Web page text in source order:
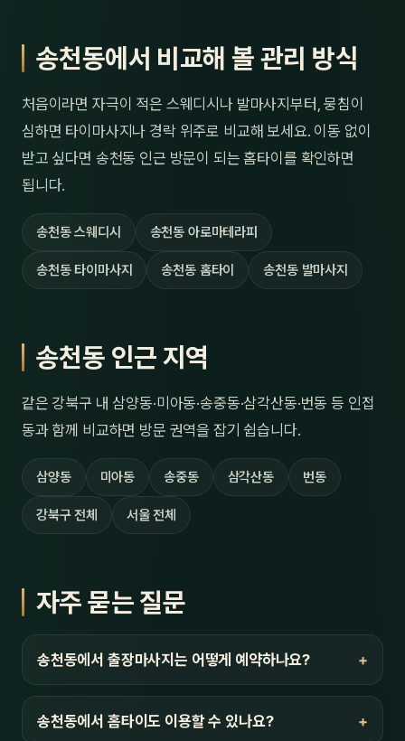
송천동에서 비교해 볼 관리 방식
처음이라면 자극이 적은 스웨디시나 발마사지부터, 뭉침이
심하면 타이마사지나 경락 위주로 비교해 보세요. 이동 없이
받고 싶다면 송천동 인근 방문이 되는 홈타이를 확인하면
됩니다.
송천동 스웨디시 송천동 아로마테라피
송천동 타이마사지 송천동 홈타이 송천동 발마사지
송천동 인근 지역
같은 강북구 내 삼양동·미아동·송중동·삼각산동·번동 등 인접
동과 함께 비교하면 방문 권역을 잡기 쉽습니다.
삼양동 미아동 송중동 삼각산동 번동
강북구 전체 서울 전체
자주 묻는 질문
송천동에서 출장마사지는 어떻게 예약하나요?
송천동에서 홈타이도 이용할 수 있나요?